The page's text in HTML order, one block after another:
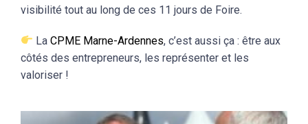
visibilité tout au long de ces 11 jours de Foire.
LaCPME Marne-Ardennes, c’est aussi ça : être aux
côtés des entrepreneurs, les représenter et les
valoriser !